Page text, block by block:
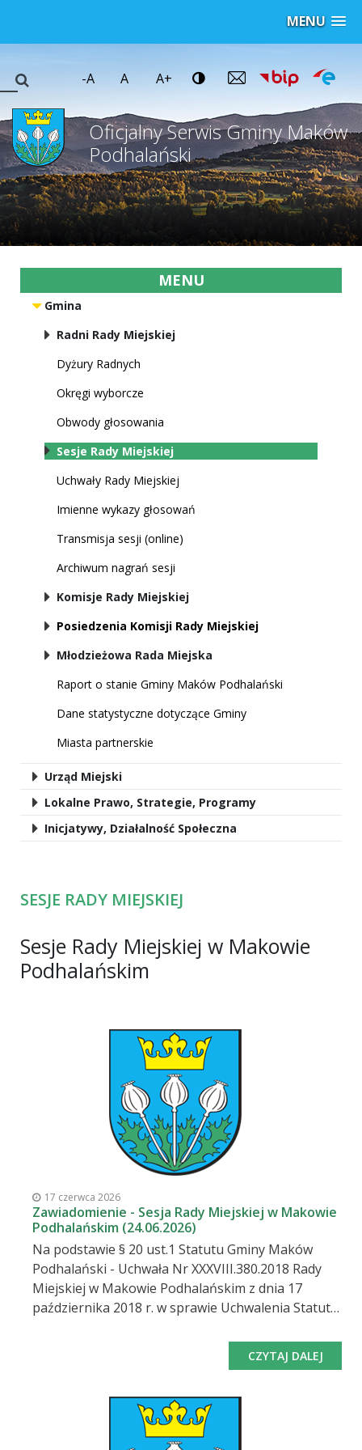
MENU
Oficjalny Serwis Gminy Maków
Podhalański
-A A A+
MENU
Gmina
Radni Rady Miejskiej
Dyżury Radnych
Okręgi wyborcze
Obwody głosowania
Sesje Rady Miejskiej
Uchwały Rady Miejskiej
Imienne wykazy głosowań
Transmisja sesji (online)
Archiwum nagrań sesji
Komisje Rady Miejskiej
Posiedzenia Komisji Rady Miejskiej
Młodzieżowa Rada Miejska
Raport o stanie Gminy Maków Podhalański
Dane statystyczne dotyczące Gminy
Miasta partnerskie
Urząd Miejski
Lokalne Prawo, Strategie, Programy
Inicjatywy, Działalność Społeczna
SESJE RADY MIEJSKIEJ
Sesje Rady Miejskiej w Makowie
Podhalańskim
17 czerwca 2026
Zawiadomienie - Sesja Rady Miejskiej w Makowie
Podhalańskim (24.06.2026)
Na podstawie § 20 ust.1 Statutu Gminy Maków
Podhalański - Uchwała Nr XXXVIII.380.2018 Rady
Miejskiej w Makowie Podhalańskim z dnia 17
października 2018 r. w sprawie Uchwalenia Statutu
czerwca 2026 r. (środa) o godz. 10:00 Sesję Rady
Miejskiej w Makowie Podhalańskim, która
Makowie Podhalańskim, będzie również
transmitowana w sieci internetowej, na którą
serdecznie zapraszam. Proponowany porządek
CZYTAJ DALEJ